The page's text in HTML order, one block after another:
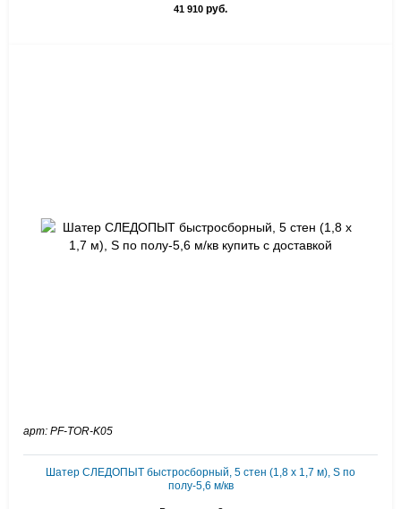
41 910 руб.
арт: PF-TOR-K05
Шатер СЛЕДОПЫТ быстросборный, 5 стен (1,8 х 1,7 м), S по
полу-5,6 м/кв